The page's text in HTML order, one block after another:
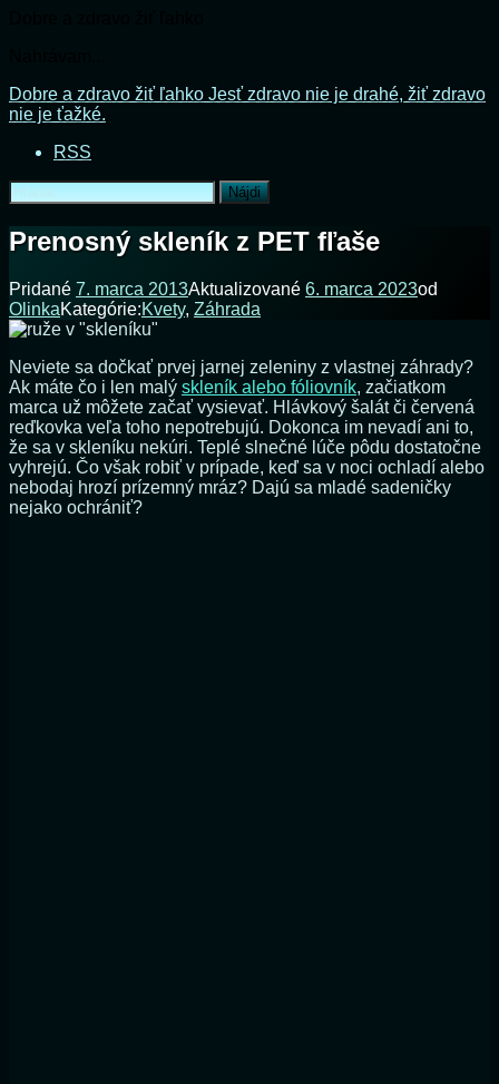
Prejsť
na
Dobre a zdravo žiť ľahko Jesť zdravo nie je drahé, žiť zdravo
nie je ťažké.
RSS
Hľadať:
Prenosný skleník z PET fľaše
Pridané 7. marca 2013Aktualizované 6. marca 2023od
OlinkaKategórie:Kvety, Záhrada
Neviete sa dočkať prvej jarnej zeleniny z vlastnej záhrady?
Ak máte čo i len malý skleník alebo fóliovník, začiatkom
marca už môžete začať vysievať. Hlávkový šalát či červená
reďkovka veľa toho nepotrebujú. Dokonca im nevadí ani to,
že sa v skleníku nekúri. Teplé slnečné lúče pôdu dostatočne
vyhrejú. Čo však robiť v prípade, keď sa v noci ochladí alebo
nebodaj hrozí prízemný mráz? Dajú sa mladé sadeničky
nejako ochrániť?